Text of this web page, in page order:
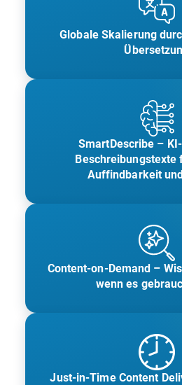
Globale Skalierung
SmartDescribe –
Beschreibungstexte
Auffindbarkeit
Content-on-Demand –
wenn es
Just-in-Time Content